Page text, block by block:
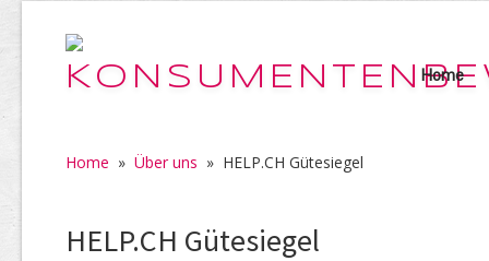
Home
Home » Über uns » HELP.CH Gütesiegel
HELP.CH Gütesiegel